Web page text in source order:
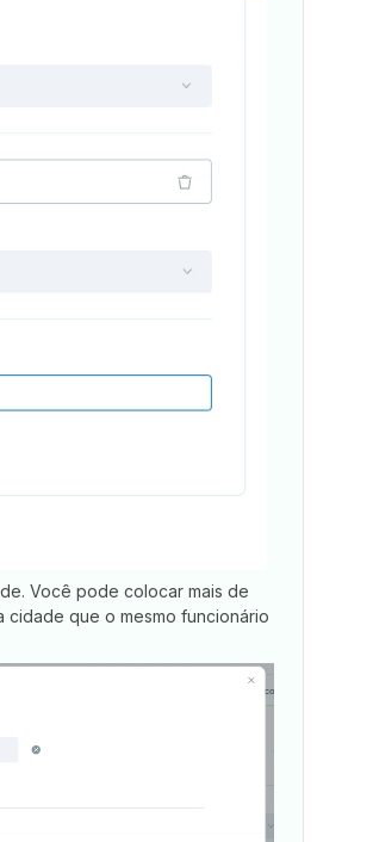
Você pode colocar mais de
cidade que o mesmo funcionário